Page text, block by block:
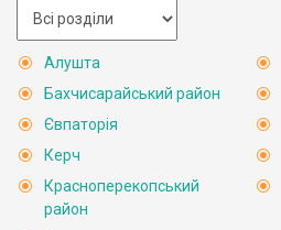
Алушта
Бахчисарайський район
Євпаторія
Керч
Красноперекопський
район